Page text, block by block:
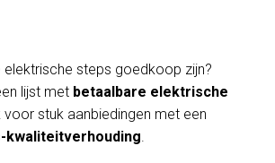
elektrische steps goedkoop zijn?
lijst met betaalbare elektrische
voor stuk aanbiedingen met een
kwaliteitverhouding.